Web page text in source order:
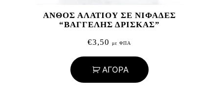
ΑΝΘΟΣ ΑΛΑΤΙΟΥ ΣΕ ΝΙΦΑΔΕΣ
“ΒΑΓΓΕΛΗΣ ΔΡΙΣΚΑΣ”
€3,50 με ΦΠΑ
ΑΓΟΡΑ